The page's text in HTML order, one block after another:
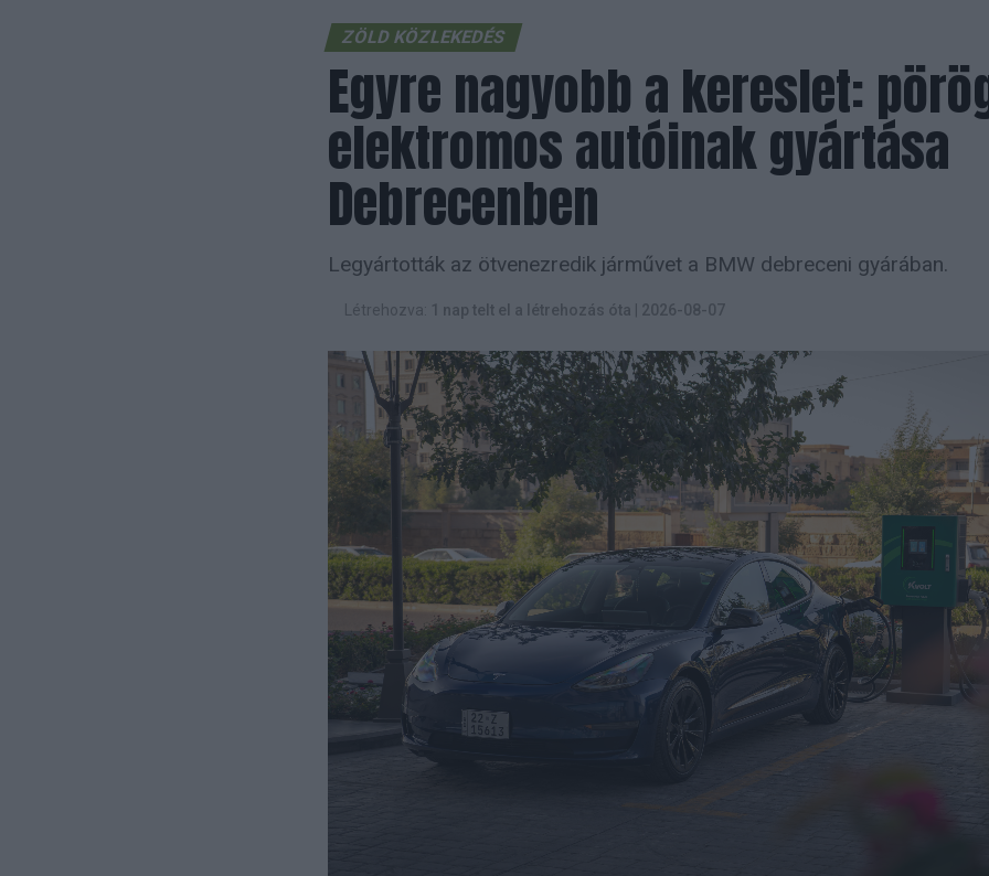
ZÖLD KÖZLEKEDÉS
Egyre nagyobb a kereslet:
elektromos autóinak gyártása
Debrecenben
Legyártották az ötvenezredik járművet a BMW debreceni gyárában.
Létrehozva: 1 nap telt el a létrehozás óta 2026-08-07